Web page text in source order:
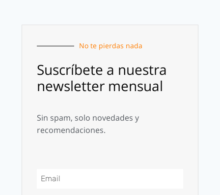
No te pierdas nada
Suscríbete a nuestra
newsletter mensual
Sin spam, solo novedades y
recomendaciones.